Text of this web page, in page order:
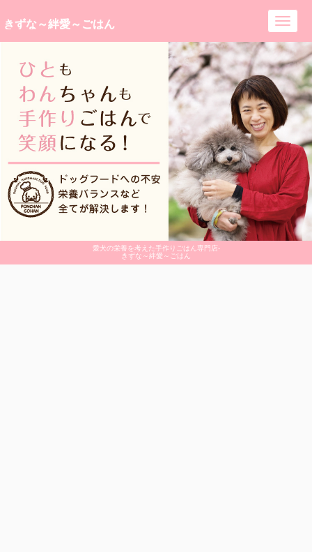
愛犬の栄養を考えた手作りごはん専門店-
きずな～絆愛～ごはん
きずな～絆愛～ごはん